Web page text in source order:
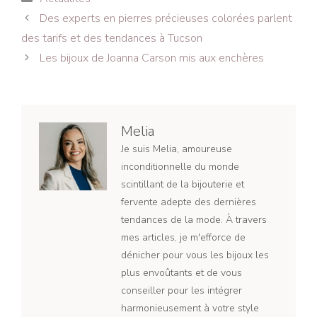
Navigation
des
articles
Des experts en pierres précieuses colorées parlent
des tarifs et des tendances à Tucson
Les bijoux de Joanna Carson mis aux enchères
Melia
Je suis Melia, amoureuse
inconditionnelle du monde
scintillant de la bijouterie et
fervente adepte des dernières
tendances de la mode. À travers
mes articles, je m'efforce de
dénicher pour vous les bijoux les
plus envoûtants et de vous
conseiller pour les intégrer
harmonieusement à votre style